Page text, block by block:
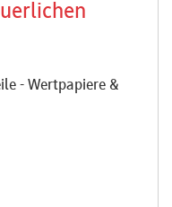
- Wertpapiere &